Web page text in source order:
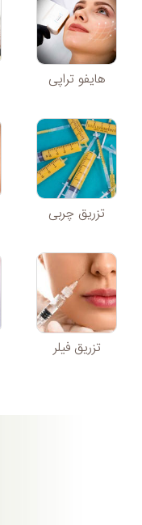
هایفو تراپی
تزریق چربی
تزریق فیلر